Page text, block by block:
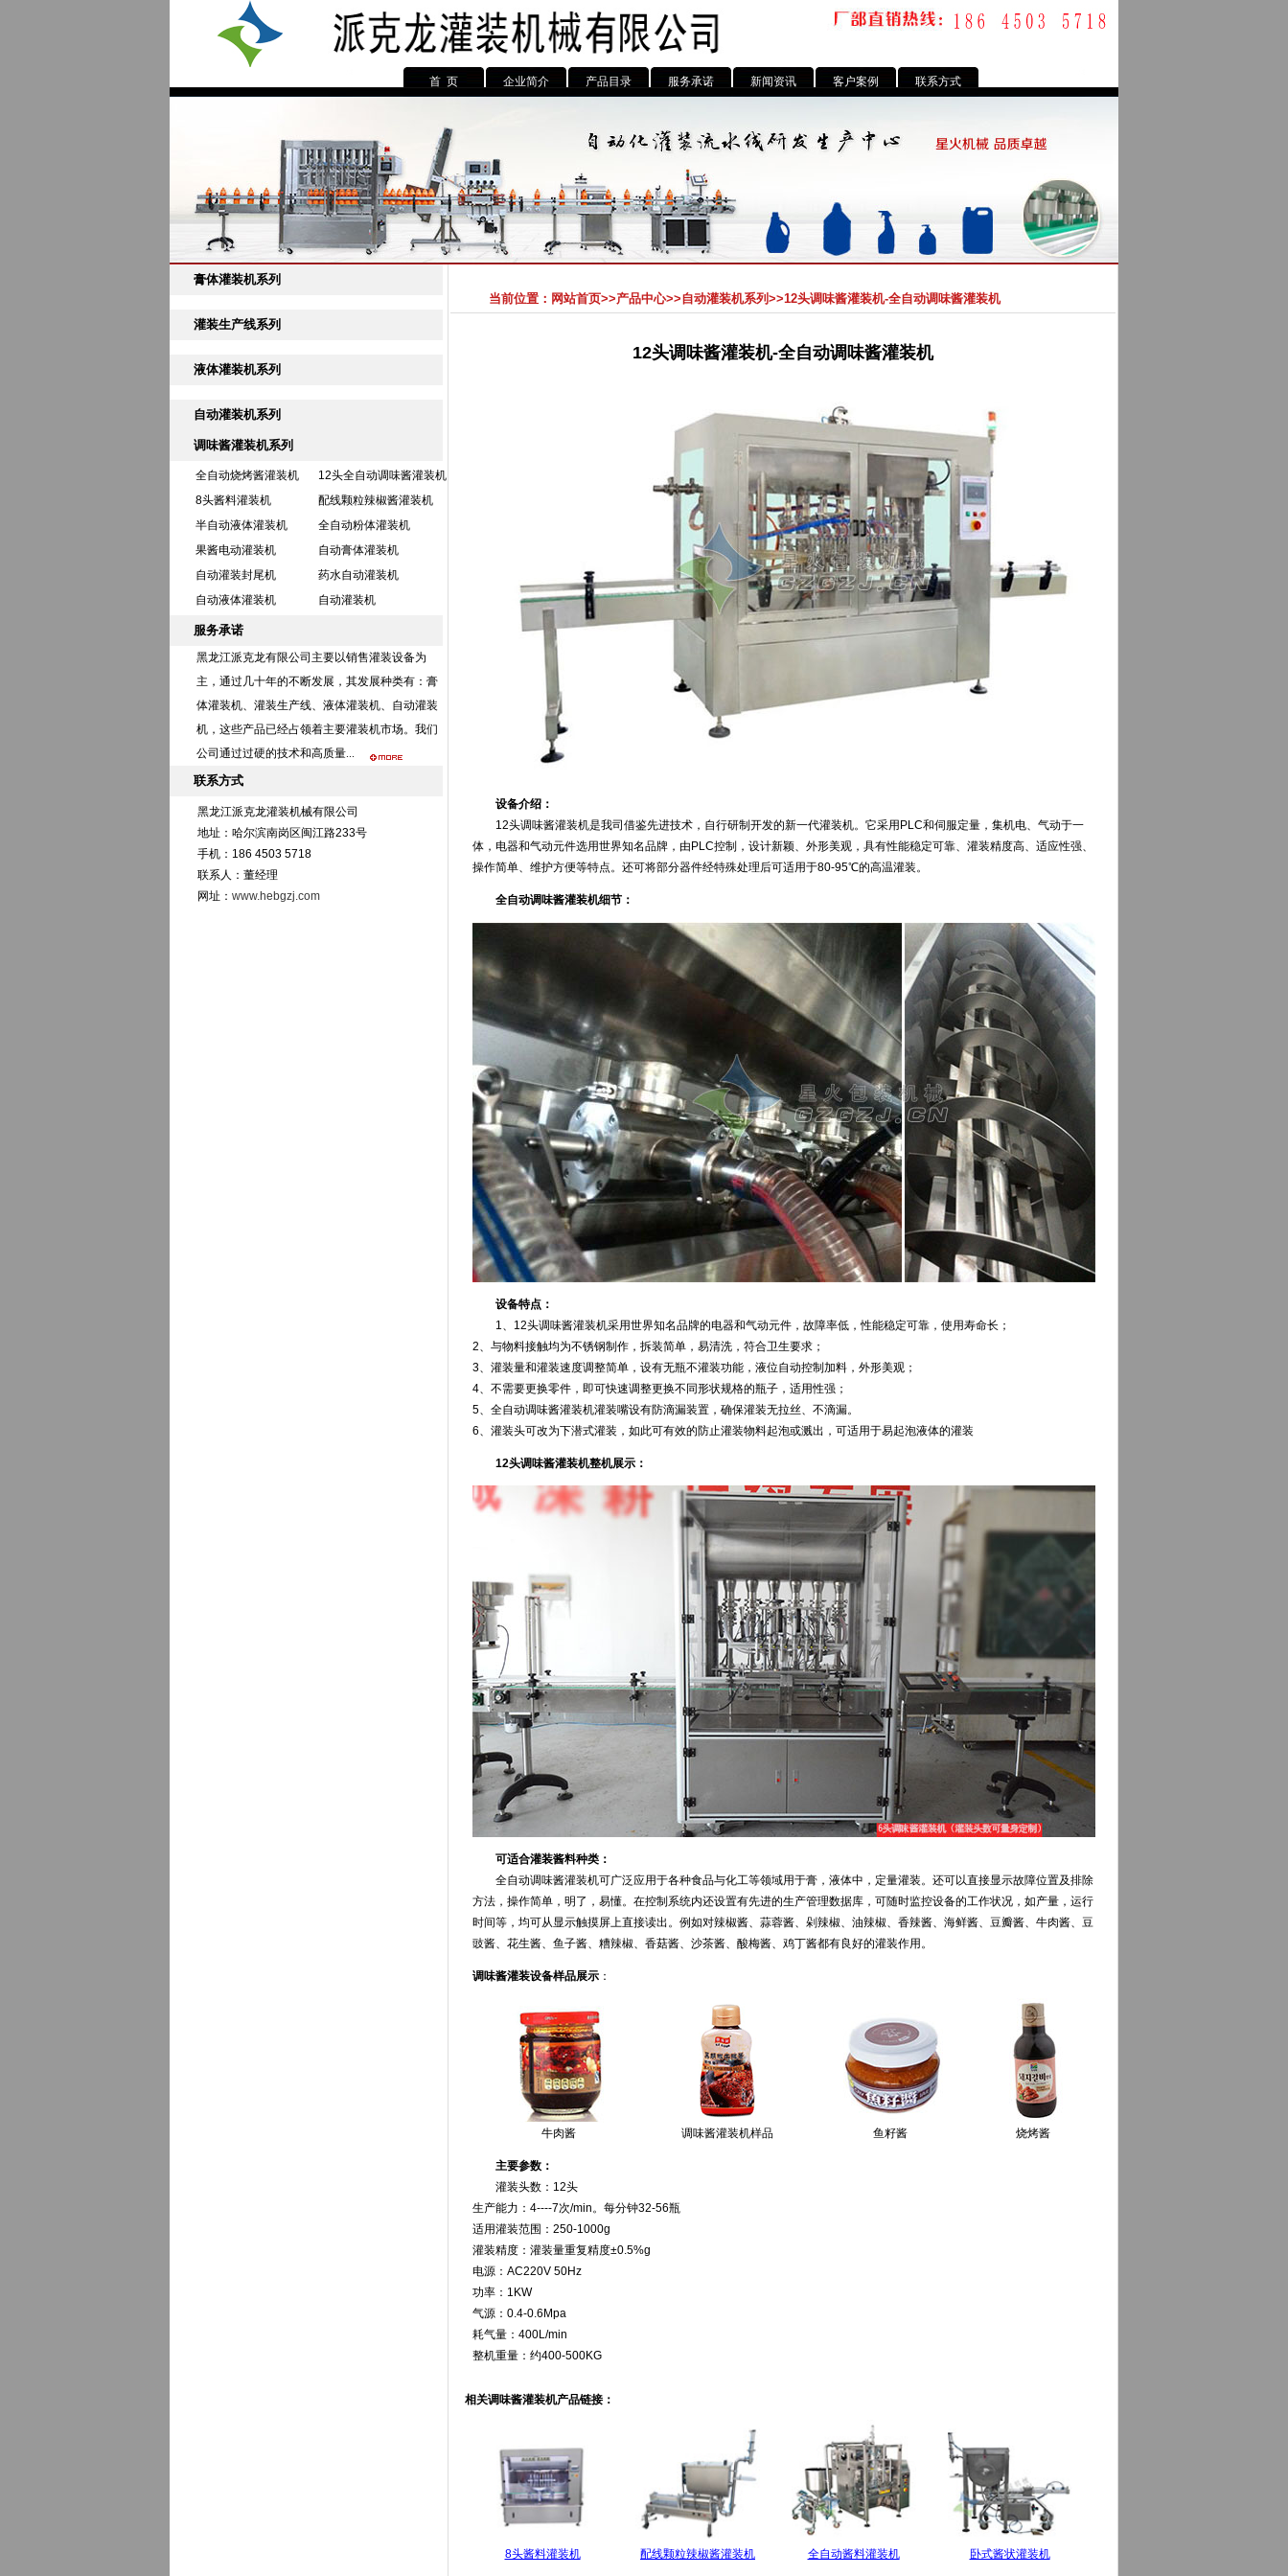
首 页 企业简介 产品目录 服务承诺 新闻资讯 客户案例 联系方式
膏体灌装机系列
灌装生产线系列
液体灌装机系列
自动灌装机系列
调味酱灌装机系列
全自动烧烤酱灌装机
12头全自动调味酱灌装机
8头酱料灌装机
配线颗粒辣椒酱灌装机
半自动液体灌装机
全自动粉体灌装机
果酱电动灌装机
自动膏体灌装机
自动灌装封尾机
药水自动灌装机
自动液体灌装机
自动灌装机
服务承诺
黑龙江派克龙有限公司主要以销售灌装设备为
主，通过几十年的不断发展，其发展种类有：膏
体灌装机、灌装生产线、液体灌装机、 自动灌装
机 ，这些产品已经占领着主要灌装机市场。我们
公司通过过硬的技术和高质量...
联系方式
黑龙江派克龙灌装机械有限公司
地址：哈尔滨南岗区闽江路233号
手机：186 4503 5718
联系人：董经理
网址： www.hebgzj.com
当前位置： 网站首页>>产品中心>>自动灌装机系列 >>12头调味酱灌装机-全自动调味酱灌装机
12头调味酱灌装机-全自动调味酱灌装机
设备介绍：
12头调味酱灌装机是我司借鉴先进技术，自行研制开发的新一代灌装机。它采用PLC和伺服定量，集机电、气动于一
体，电器和气动元件选用世界知名品牌，由PLC控制，设计新颖、外形美观，具有性能稳定可靠、灌装精度高、适应性强、
操作简单、维护方便等特点。还可将部分器件经特殊处理后可适用于80-95℃的高温灌装。
全自动调味酱灌装机细节：
设备特点：
1、12头调味酱灌装机采用世界知名品牌的电器和气动元件，故障率低，性能稳定可靠，使用寿命长；
2、与物料接触均为不锈钢制作，拆装简单，易清洗，符合卫生要求；
3、灌装量和灌装速度调整简单，设有无瓶不灌装功能，液位自动控制加料，外形美观；
4、不需要更换零件，即可快速调整更换不同形状规格的瓶子，适用性强；
5、全自动调味酱灌装机灌装嘴设有防滴漏装置，确保灌装无拉丝、不滴漏。
6、灌装头可改为下潜式灌装，如此可有效的防止灌装物料起泡或溅出，可适用于易起泡液体的灌装
12头调味酱灌装机整机展示：
可适合灌装酱料种类：
全自动调味酱灌装机可广泛应用于各种食品与化工等领域用于膏，液体中，定量灌装。还可以直接显示故障位置及排除
方法，操作简单，明了，易懂。在控制系统内还设置有先进的生产管理数据库，可随时监控设备的工作状况，如产量，运行
时间等，均可从显示触摸屏上直接读出。例如对辣椒酱、蒜蓉酱、剁辣椒、油辣椒、香辣酱、海鲜酱、豆瓣酱、牛肉酱、豆
豉酱、花生酱、鱼子酱、糟辣椒、香菇酱、沙茶酱、酸梅酱、鸡丁酱都有良好的灌装作用。
调味酱灌装设备样品展示 ：
牛肉酱 调味酱灌装机样品 鱼籽酱 烧烤酱
主要参数：
灌装头数：12头
生产能力：4----7次/min。每分钟32-56瓶
适用灌装范围：250-1000g
灌装精度：灌装量重复精度±0.5%g
电源：AC220V 50Hz
功率：1KW
气源：0.4-0.6Mpa
耗气量：400L/min
整机重量：约400-500KG
相关调味酱灌装机产品链接：
8头酱料灌装机 配线颗粒辣椒酱灌装机 全自动酱料灌装机 卧式酱状灌装机